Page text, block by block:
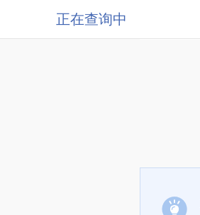
正在查询中